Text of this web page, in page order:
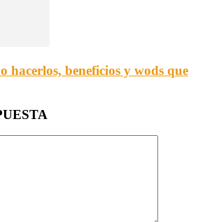
hacerlos, beneficios y wods que